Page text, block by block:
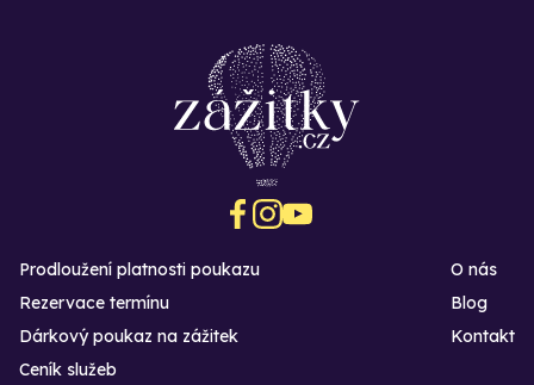
Prodloužení platnosti poukazu
Rezervace termínu
Dárkový poukaz na zážitek
O nás
Blog
Kontakt
Ceník služeb